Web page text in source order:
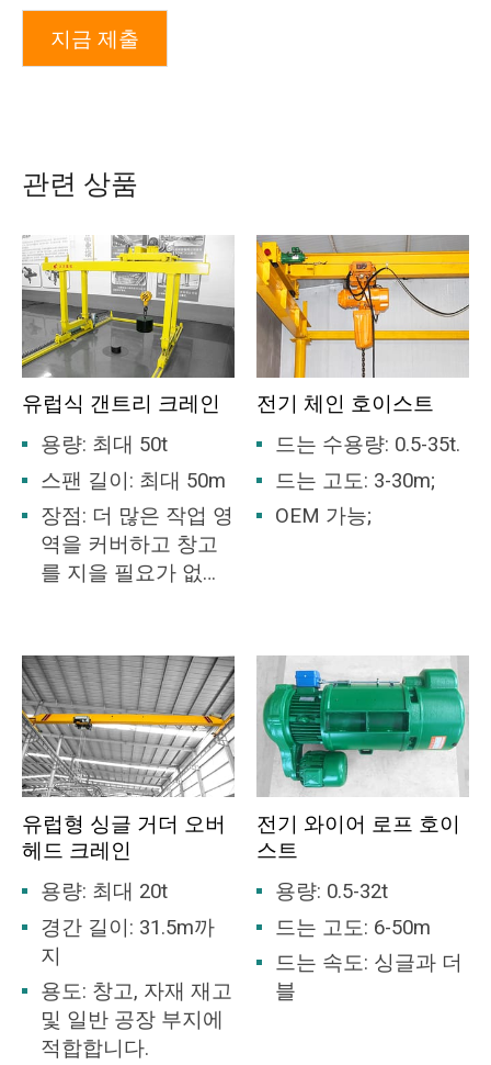
지금 제출
관련 상품
유럽식 갠트리 크레인
용량: 최대 50t
스팬 길이: 최대 50m
장점: 더 많은 작업 영
역을 커버하고 창고
를 지을 필요가 없습
전기 체인 호이스트
드는 수용량: 0.5-35t.
드는 고도: 3-30m;
OEM 가능;
유럽형 싱글 거더 오버
헤드 크레인
용량: 최대 20t
경간 길이: 31.5m까
지
용도: 창고, 자재 재고
및 일반 공장 부지에
적합합니다.
전기 와이어 로프 호이
스트
용량: 0.5-32t
드는 고도: 6-50m
드는 속도: 싱글과 더
블